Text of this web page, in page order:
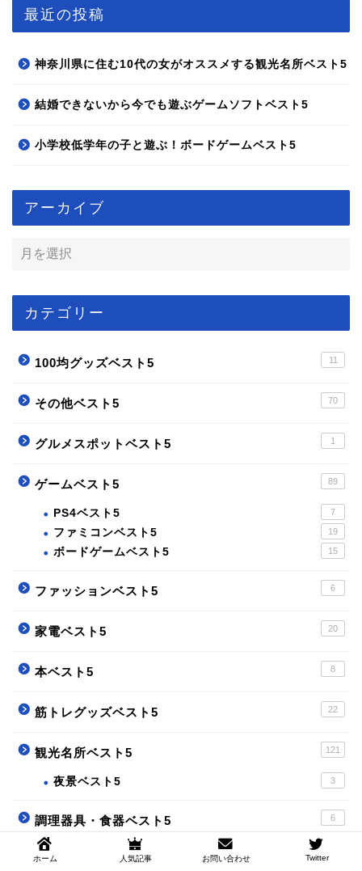
最近の投稿
神奈川県に住む10代の女がオススメする観光名所ベスト5
結婚できないから今でも遊ぶゲームソフトベスト5
小学校低学年の子と遊ぶ！ボードゲームベスト5
アーカイブ
カテゴリー
100均グッズベスト5 11
その他ベスト5 70
グルメスポットベスト5 1
ゲームベスト5 89
PS4ベスト5 7
ファミコンベスト5 19
ボードゲームベスト5 15
ファッションベスト5 6
家電ベスト5 20
本ベスト5 8
筋トレグッズベスト5 22
観光名所ベスト5 121
夜景ベスト5 3
調理器具・食器ベスト5 6
ホーム 人気記事 お問い合わせ Twitter